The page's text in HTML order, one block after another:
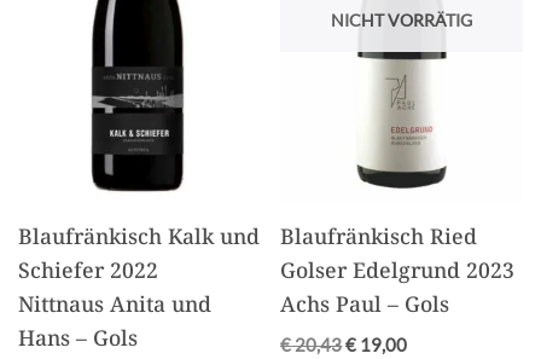
Blaufränkisch Kalk und
Schiefer 2022
Nittnaus Anita und
Hans – Gols
NICHT VORRÄTIG
Blaufränkisch Ried
Golser Edelgrund 2023
Achs Paul – Gols
€20,43€ 19,00